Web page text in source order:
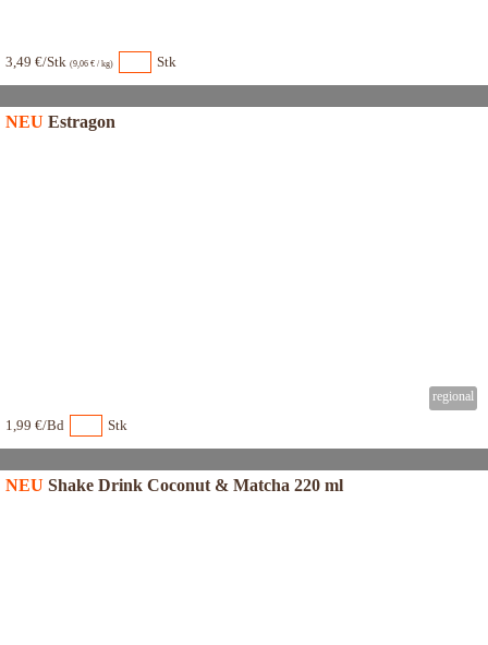
3,49 €/Stk (9,06 € / kg) Stk
NEU Estragon
1,99 €/Bd Stk
NEU Shake Drink Coconut & Matcha 220 ml